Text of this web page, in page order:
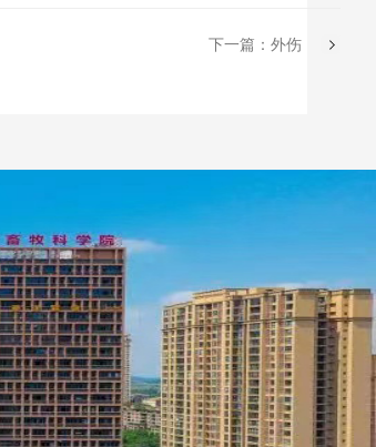
下一篇：外伤